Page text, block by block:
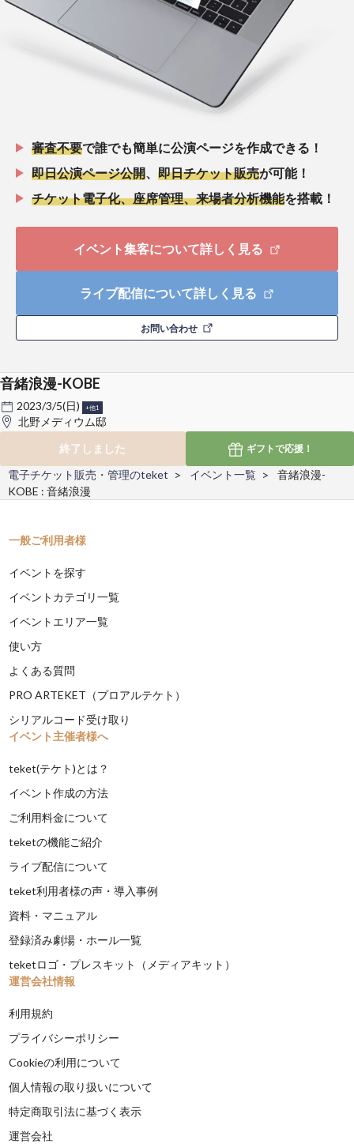
審査不要で誰でも簡単に公演ページを作成できる！
即日公演ページ公開
即日チケット販売が可能！
チケット電子化、座席管理、来場者分析機能を搭載！
イベント集客について詳しく見る
ライブ配信について詳しく見る
お問い合わせ
音緒浪漫-KOBE
2023/3/5(日) +他1
北野メディウム邸
終了しました
ギフトで応援！
電子チケット販売・管理のteket イベント一覧
音緒浪漫-
KOBE : 音緒浪漫
一般ご利用者様
イベントを探す
イベントカテゴリ一覧
イベントエリア一覧
使い方
よくある質問
PRO ARTEKET（プロアルテケト）
シリアルコード受け取り
イベント主催者様へ
teket(テケト)とは？
イベント作成の方法
ご利用料金について
teketの機能ご紹介
ライブ配信について
teket利用者様の声・導入事例
資料・マニュアル
登録済み劇場・ホール一覧
teketロゴ・プレスキット（メディアキット）
運営会社情報
利用規約
プライバシーポリシー
Cookieの利用について
個人情報の取り扱いについて
特定商取引法に基づく表示
運営会社